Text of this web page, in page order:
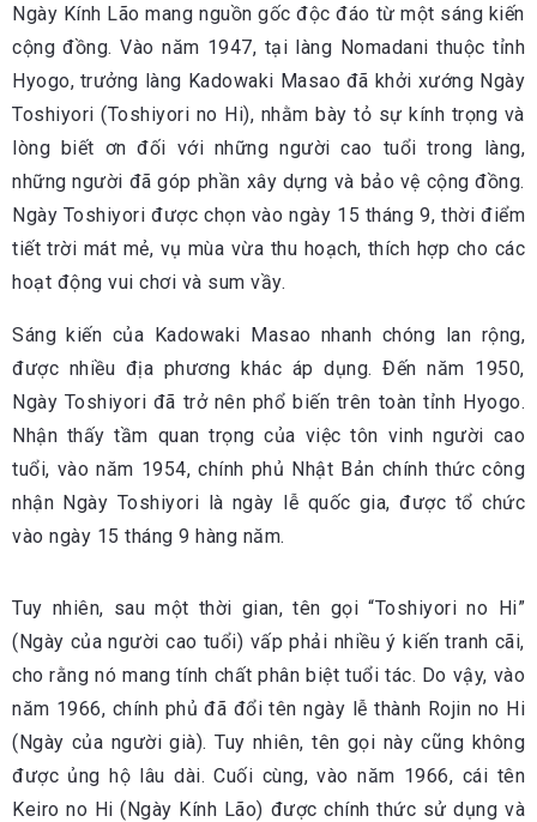
Ngày Kính Lão mang nguồn gốc độc đáo từ một sáng kiến
cộng đồng. Vào năm 1947, tại làng Nomadani thuộc tỉnh
Hyogo, trưởng làng Kadowaki Masao đã khởi xướng Ngày
Toshiyori (Toshiyori no Hi), nhằm bày tỏ sự kính trọng và
lòng biết ơn đối với những người cao tuổi trong làng,
những người đã góp phần xây dựng và bảo vệ cộng đồng.
Ngày Toshiyori được chọn vào ngày 15 tháng 9, thời điểm
tiết trời mát mẻ, vụ mùa vừa thu hoạch, thích hợp cho các
hoạt động vui chơi và sum vầy.
Sáng kiến của Kadowaki Masao nhanh chóng lan rộng,
được nhiều địa phương khác áp dụng. Đến năm 1950,
Ngày Toshiyori đã trở nên phổ biến trên toàn tỉnh Hyogo.
Nhận thấy tầm quan trọng của việc tôn vinh người cao
tuổi, vào năm 1954, chính phủ Nhật Bản chính thức công
nhận Ngày Toshiyori là ngày lễ quốc gia, được tổ chức
vào ngày 15 tháng 9 hàng năm.
Tuy nhiên, sau một thời gian, tên gọi “Toshiyori no Hi”
(Ngày của người cao tuổi) vấp phải nhiều ý kiến tranh cãi,
cho rằng nó mang tính chất phân biệt tuổi tác. Do vậy, vào
năm 1966, chính phủ đã đổi tên ngày lễ thành Rojin no Hi
(Ngày của người già). Tuy nhiên, tên gọi này cũng không
được ủng hộ lâu dài. Cuối cùng, vào năm 1966, cái tên
Keiro no Hi (Ngày Kính Lão) được chính thức sử dụng và